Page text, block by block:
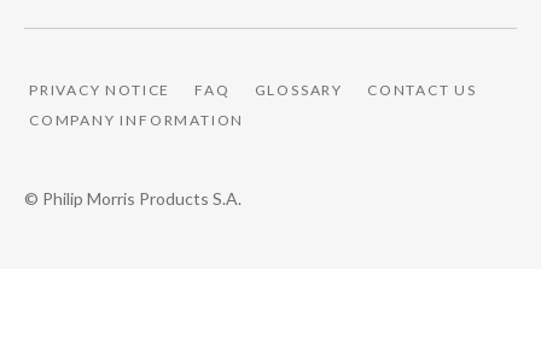
PRIVACY NOTICE FAQ GLOSSARY
CONTACT US
COMPANY INFORMATION
© Philip Morris Products S.A.